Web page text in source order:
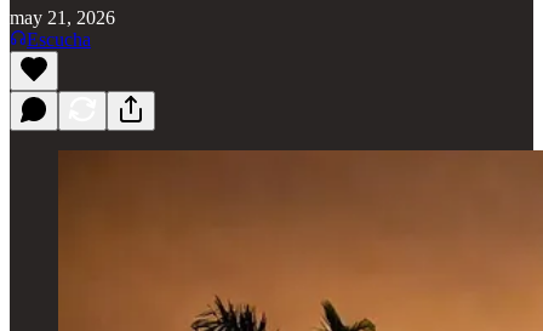
may 21, 2026
Escucha